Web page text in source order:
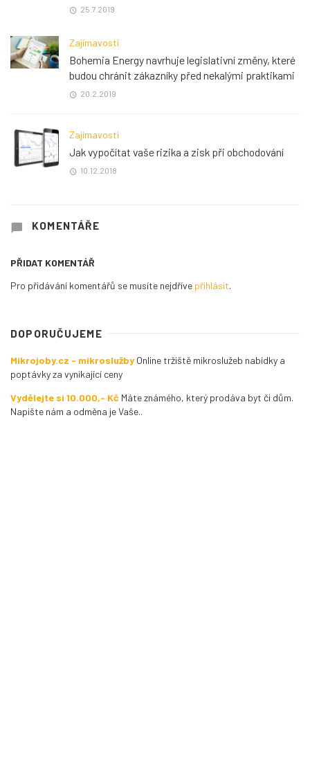
25.7.2019
Zajímavosti
Bohemia Energy navrhuje legislativní změny, které
budou chránit zákazníky před nekalými praktikami
20.2.2019
Zajímavosti
Jak vypočítat vaše rizika a zisk při obchodování
10.12.2018
KOMENTÁŘE
PŘIDAT KOMENTÁŘ
Pro přidávání komentářů se musíte nejdříve přihlásit.
DOPORUČUJEME
Mikrojoby.cz - mikroslužby Online tržiště mikroslužeb nabídky a
poptávky za vynikající ceny
Vydělejte si 10.000,- Kč Máte známého, který prodáva byt či dům.
Napište nám a odměna je Vaše..